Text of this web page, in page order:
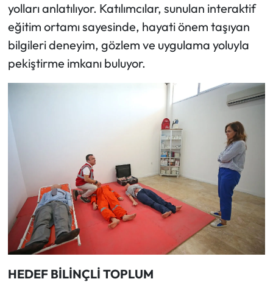
yolları anlatılıyor. Katılımcılar, sunulan interaktif
eğitim ortamı sayesinde, hayati önem taşıyan
bilgileri deneyim, gözlem ve uygulama yoluyla
pekiştirme imkanı buluyor.
HEDEF BİLİNÇLİ TOPLUM